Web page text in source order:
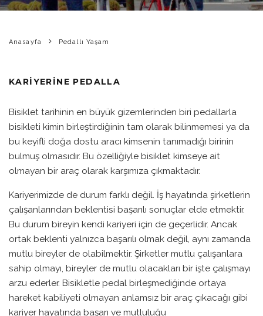
Anasayfa Pedallı Yaşam
KARIYERINE PEDALLA
Bisiklet tarihinin en büyük gizemlerinden biri pedallarla
bisikleti kimin birleştirdiğinin tam olarak bilinmemesi ya da
bu keyifli doğa dostu aracı kimsenin tanımadığı birinin
bulmuş olmasıdır. Bu özelliğiyle bisiklet kimseye ait
olmayan bir araç olarak karşımıza çıkmaktadır.
Kariyerimizde de durum farklı değil. İş hayatında şirketlerin
çalışanlarından beklentisi başarılı sonuçlar elde etmektir.
Bu durum bireyin kendi kariyeri için de geçerlidir. Ancak
ortak beklenti yalnızca başarılı olmak değil, aynı zamanda
mutlu bireyler de olabilmektir. Şirketler mutlu çalışanlara
sahip olmayı, bireyler de mutlu olacakları bir işte çalışmayı
arzu ederler. Bisikletle pedal birleşmediğinde ortaya
hareket kabiliyeti olmayan anlamsız bir araç çıkacağı gibi
kariyer hayatında başarı ve mutluluğu